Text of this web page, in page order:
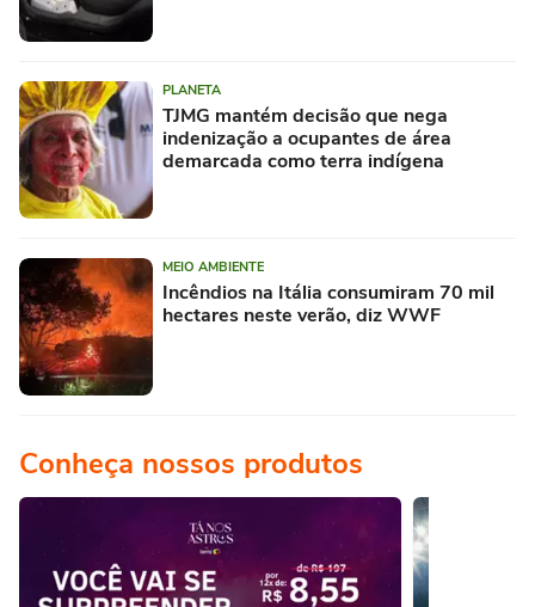
PLANETA
TJMG mantém decisão que nega
indenização a ocupantes de área
demarcada como terra indígena
MEIO AMBIENTE
Incêndios na Itália consumiram 70 mil
hectares neste verão, diz WWF
Conheça nossos produtos